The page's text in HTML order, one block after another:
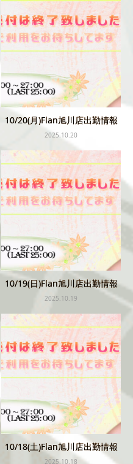
10/20(月)Flan旭川店出勤情報
2025.10.20
10/19(日)Flan旭川店出勤情報
2025.10.19
10/18(土)Flan旭川店出勤情報
2025.10.18